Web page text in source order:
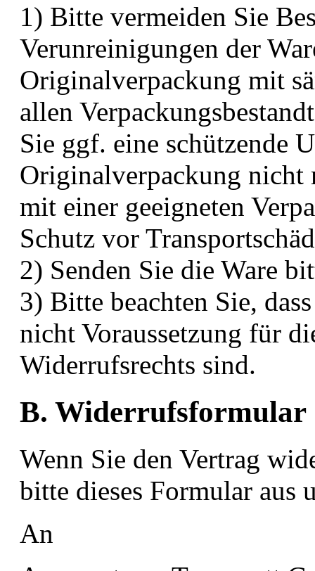
1) Bitte vermeiden Sie
Verunreinigungen der
Originalverpackung mit
allen
Sie ggf. eine schützende
Originalverpackung nicht
mit einer geeigneten
Schutz vor
2) Senden Sie die Ware
3) Bitte beachten Sie,
nicht Voraussetzung für
Widerrufsrechts sind.
B. Widerrufsformular
Wenn Sie den Vertrag
bitte dieses Formular aus
An